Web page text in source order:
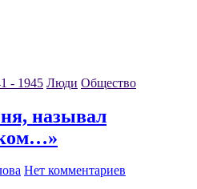
- 1945 Люди Общество
называл
Нет комментариев